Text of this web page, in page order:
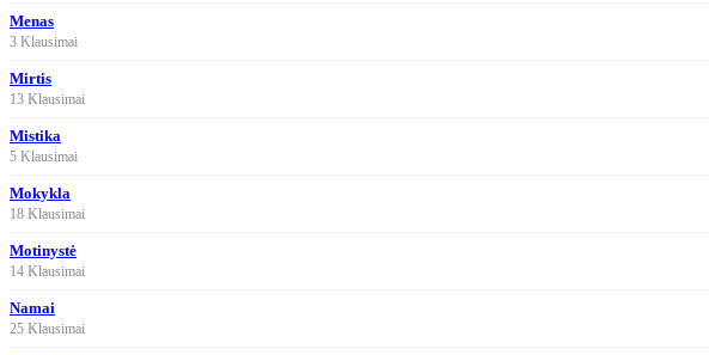
Menas
3 Klausimai
Mirtis
13 Klausimai
Mistika
5 Klausimai
Mokykla
18 Klausimai
Motinystė
14 Klausimai
Namai
25 Klausimai